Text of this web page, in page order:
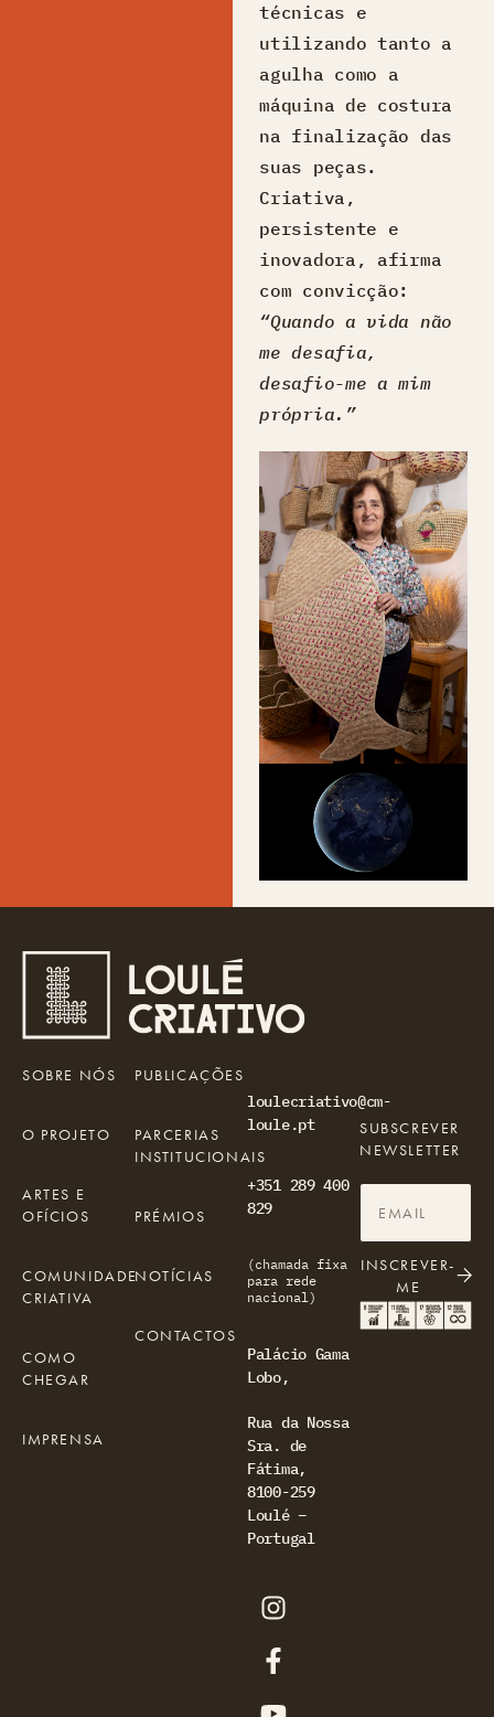
técnicas e
utilizando tanto a
agulha como a
máquina de costura
na finalização das
suas peças.
Criativa,
persistente e
inovadora, afirma
com convicção:
“Quando a vida não
me desafia,
desafio-me a mim
própria.”
loulecriativo@cm-
loule.pt
+351 289 400
829
(chamada fixa
para rede
nacional)
Palácio Gama
Lobo,
Rua da Nossa
Sra. de
Fátima,
8100-259
Loulé –
Portugal
SOBRE NÓS
O PROJETO
ARTES E
OFÍCIOS
COMUNIDADE
CRIATIVA
COMO
CHEGAR
IMPRENSA
PUBLICAÇÕES
PARCERIAS
INSTITUCIONAIS
PRÉMIOS
NOTÍCIAS
CONTACTOS
SUBSCREVER
NEWSLETTER
INSCREVER-
ME